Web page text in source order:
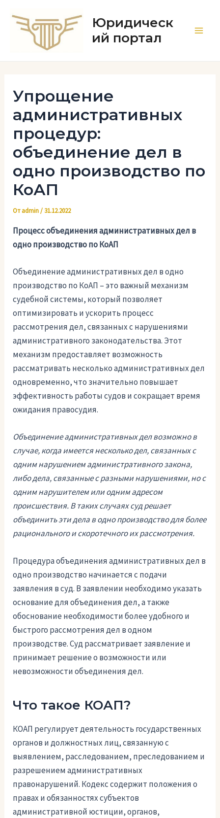
содержимому
Юридическ
ий портал
Упрощение
административных
процедур:
объединение дел в
одно производство по
КоАП
Отadmin/ 31.12.2022
Процесс объединения административных дел в
одно производство по КоАП
Объединение административных дел в одно
производство по КоАП – это важный механизм
судебной системы, который позволяет
оптимизировать и ускорить процесс
рассмотрения дел, связанных с нарушениями
административного законодательства. Этот
механизм предоставляет возможность
рассматривать несколько административных дел
одновременно, что значительно повышает
эффективность работы судов и сокращает время
ожидания правосудия.
Объединение административных дел возможно в
случае, когда имеется несколько дел, связанных с
одним нарушением административного закона,
либо дела, связанные с разными нарушениями, но с
одним нарушителем или одним адресом
происшествия. В таких случаях суд решает
объединить эти дела в одно производство для более
рационального и скоротечного их рассмотрения.
Процедура объединения административных дел в
одно производство начинается с подачи
заявления в суд. В заявлении необходимо указать
основание для объединения дел, а также
обоснование необходимости более удобного и
быстрого рассмотрения дел в одном
производстве. Суд рассматривает заявление и
принимает решение о возможности или
невозможности объединения дел.
Что такое КОАП?
КОАП регулирует деятельность государственных
органов и должностных лиц, связанную с
выявлением, расследованием, преследованием и
разрешением административных
правонарушений. Кодекс содержит положения о
правах и обязанностях субъектов
административной юстиции, органов,